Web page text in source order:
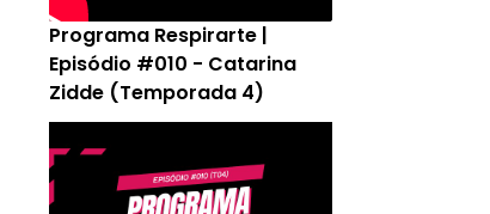
Programa Respirarte |
Episódio #010 - Catarina
Zidde (Temporada 4)